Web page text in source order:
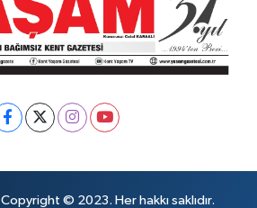
Copyright © 2023. Her hakkı saklıdır.